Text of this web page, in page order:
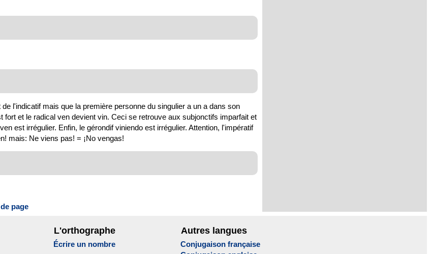
l'indicatif mais que la première personne du singulier a un a dans son
et le radical ven devient vin. Ceci se retrouve aux subjonctifs imparfait et
est irrégulier. Enfin, le gérondif viniendo est irrégulier. Attention, l'impératif
mais: Ne viens pas! = ¡No vengas!
page
L'orthographe
Écrire un nombre
Autres langues
Conjugaison française